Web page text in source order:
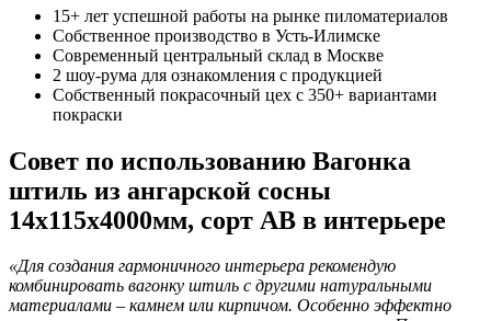
15+ лет успешной работы на рынке пиломатериалов
Собственное производство в Усть-Илимске
Современный центральный склад в Москве
2 шоу-рума для ознакомления с продукцией
Собственный покрасочный цех с 350+ вариантами
покраски
Совет по использованию Вагонка
штиль из ангарской сосны
14x115x4000мм, сорт AB в интерьере
«Для создания гармоничного интерьера рекомендую
комбинировать вагонку штиль с другими натуральными
материалами – камнем или кирпичом. Особенно эффектно